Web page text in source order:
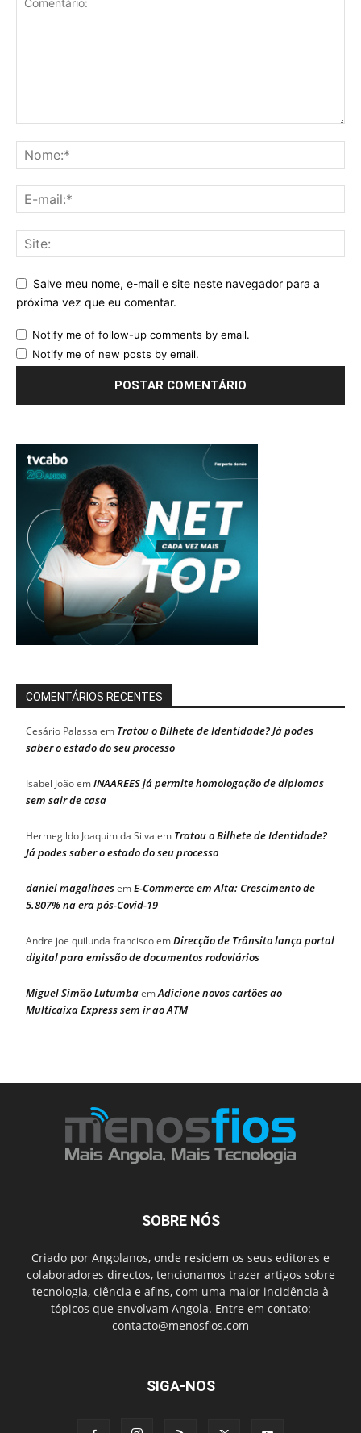
Salve meu nome, e-mail e site neste navegador para a
próxima vez que eu comentar.
Notify me of follow-up comments by email.
Notify me of new posts by email.
COMENTÁRIOS RECENTES
Cesário Palassa em Tratou o Bilhete de Identidade? Já podes
saber o estado do seu processo
Isabel JoãoemINAAREES já permite homologação de diplomas
sem sair de casa
Hermegildo Joaquim da Silva em Tratou o Bilhete de Identidade?
Já podes saber o estado do seu processo
daniel magalhaesemE-Commerce em Alta: Crescimento de
5.807% na era pós-Covid-19
Andre joe quilunda franciscoemDirecção de Trânsito lança portal
digital para emissão de documentos rodoviários
Miguel Simão LutumbaemAdicione novos cartões ao
Multicaixa Express sem ir ao ATM
SOBRE NÓS
Criado por Angolanos, onde residem os seus editores e
colaboradores directos, tencionamos trazer artigos sobre
tecnologia, ciência e afins, com uma maior incidência à
tópicos que envolvam Angola. Entre em contato:
contacto@menosfios.com
SIGA-NOS